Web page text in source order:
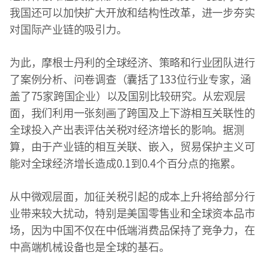
我国还可以加快扩大开放和结构性改革，进一步夯实
对国际产业链的吸引力。
为此，摩根士丹利的全球经济、策略和行业团队进行
了案例分析、问卷调查（囊括了133位行业专家，涵
盖了75家跨国企业）以及国别比较研究。从宏观层
面，我们利用一张刻画了跨国及上下游相互关联性的
全球投入产出表评估关税对经济增长的影响。据测
算，由于产业链的相互关联、嵌入，贸易保护主义可
能对全球经济增长造成0.1到0.4个百分点的拖累。
从中微观层面，加征关税引起的成本上升将给部分行
业带来较大扰动，特别是美国零售业和全球资本品市
场，因为中国不仅在中低端消费品保持了竞争力，在
中高端机械设备也是全球的基石。